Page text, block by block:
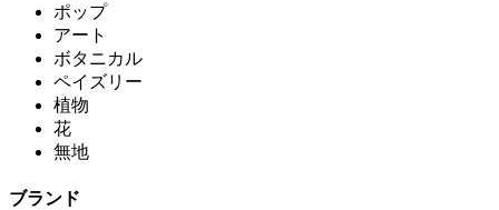
ポップ
アート
ボタニカル
ペイズリー
植物
花
無地
ブランド